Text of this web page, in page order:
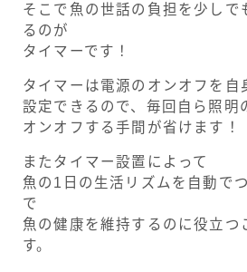
そこで魚の世話の負担を少しで
るのが
タイマーです！
タイマーは電源のオンオフを自
設定できるので、毎回自ら照明
オンオフする手間が省けます！
またタイマー設置によって
魚の1日の生活リズムを自動で
で
魚の健康を維持するのに役立つ
す。